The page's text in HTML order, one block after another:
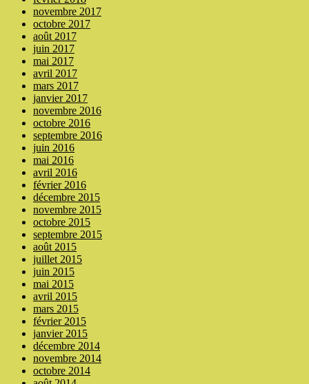
novembre 2017
octobre 2017
août 2017
juin 2017
mai 2017
avril 2017
mars 2017
janvier 2017
novembre 2016
octobre 2016
septembre 2016
juin 2016
mai 2016
avril 2016
février 2016
décembre 2015
novembre 2015
octobre 2015
septembre 2015
août 2015
juillet 2015
juin 2015
mai 2015
avril 2015
mars 2015
février 2015
janvier 2015
décembre 2014
novembre 2014
octobre 2014